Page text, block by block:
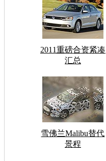
2011重磅合资紧凑
汇总
雪佛兰Malibu替代
景程